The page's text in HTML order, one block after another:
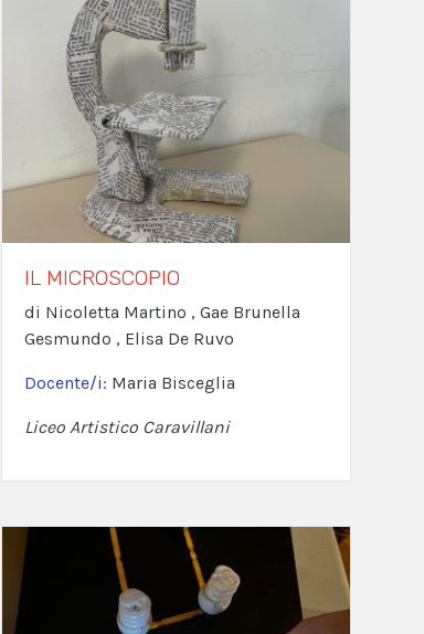
IL MICROSCOPIO
di Nicoletta Martino , Gae Brunella
Gesmundo , Elisa De Ruvo
Docente/i: Maria Bisceglia
Liceo Artistico Caravillani